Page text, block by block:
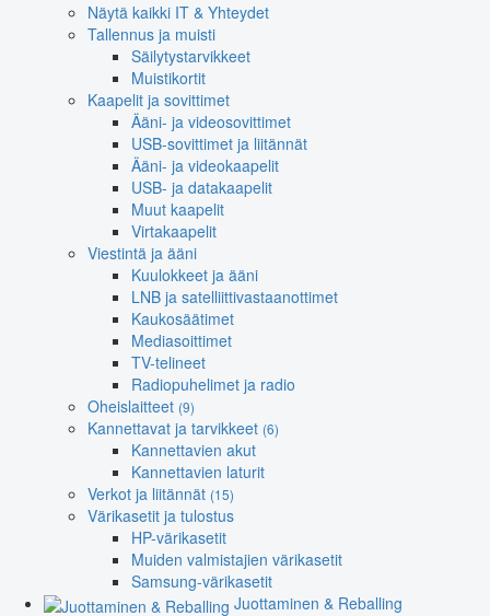
Näytä kaikki IT & Yhteydet
Tallennus ja muisti
Säilytystarvikkeet
Muistikortit
Kaapelit ja sovittimet
Ääni- ja videosovittimet
USB-sovittimet ja liitännät
Ääni- ja videokaapelit
USB- ja datakaapelit
Muut kaapelit
Virtakaapelit
Viestintä ja ääni
Kuulokkeet ja ääni
LNB ja satelliittivastaanottimet
Kaukosäätimet
Mediasoittimet
TV-telineet
Radiopuhelimet ja radio
Oheislaitteet (9)
Kannettavat ja tarvikkeet (6)
Kannettavien akut
Kannettavien laturit
Verkot ja liitännät (15)
Värikasetit ja tulostus
HP-värikasetit
Muiden valmistajien värikasetit
Samsung-värikasetit
Juottaminen & Reballing